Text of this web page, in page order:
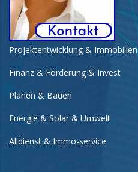
Projektentwicklung & Immobilien
Finanz & Förderung & Invest
Planen & Bauen
Energie & Solar & Umwelt
Alldienst & Immo-service